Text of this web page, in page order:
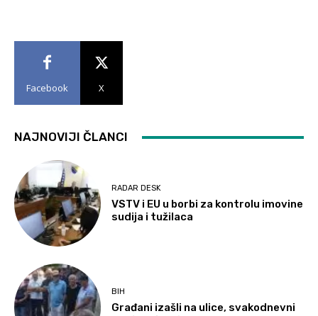
Facebook X
NAJNOVIJI ČLANCI
RADAR DESK
VSTV i EU u borbi za kontrolu imovine
sudija i tužilaca
BIH
Građani izašli na ulice, svakodnevni